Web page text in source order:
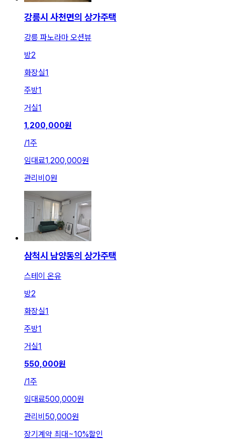
강릉시 사천면의 상가주택
강릉 파노라마 오션뷰
방2
화장실1
주방1
거실1
1,200,000원
/1주
임대료1,200,000원
관리비 0원
삼척시 남양동의 상가주택
스테이 온유
방2
화장실1
주방1
거실1
550,000원
/1주
임대료500,000원
관리비 50,000원
장기계약 최대~10%할인